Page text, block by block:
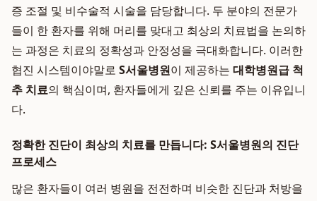
증 조절 및 비수술적 시술을 담당합니다. 두 분야의 전문가
들이 한 환자를 위해 머리를 맞대고 최상의 치료법을 논의하
는 과정은 치료의 정확성과 안정성을 극대화합니다. 이러한
협진 시스템이야말로 S서울병원이 제공하는 대학병원급 척
추 치료의 핵심이며, 환자들에게 깊은 신뢰를 주는 이유입니
다.
정확한 진단이 최상의 치료를 만듭니다: S서울병원의 진단
프로세스
많은 환자들이 여러 병원을 전전하며 비슷한 진단과 처방을